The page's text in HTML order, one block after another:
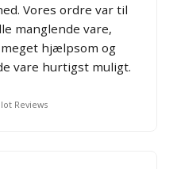
Vores ordre var til
manglende vare,
hjælpsom og
vare hurtigst muligt.
Reviews